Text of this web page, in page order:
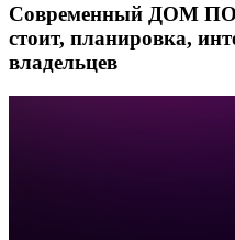
Современный ДОМ
стоит, планировка,
владельцев